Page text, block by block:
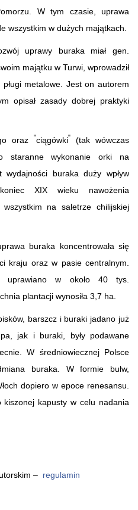
W tym czasie, uprawa
wszystkim w dużych majątkach.
uprawy buraka miał gen.
majątku w Turwi, wprowadził
metalowe. Jest on autorem
opisał zasady dobrej praktyki
oraz "ciągówki"
(tak wówczas
staranne wykonanie orki na
wydajności buraka duży wpływ
XIX wieku nawożenia
na saletrze chilijskiej
buraka koncentrowała się
kraju oraz w pasie centralnym.
uprawiano w około 40 tys.
plantacji wynosiła 3,7 ha.
barszcz i buraki jadano już
jak i buraki, były podawane
W średniowiecznej Polsce
buraka. W formie bulw,
dopiero w epoce renesansu.
kapusty w celu nadania
– regulamin